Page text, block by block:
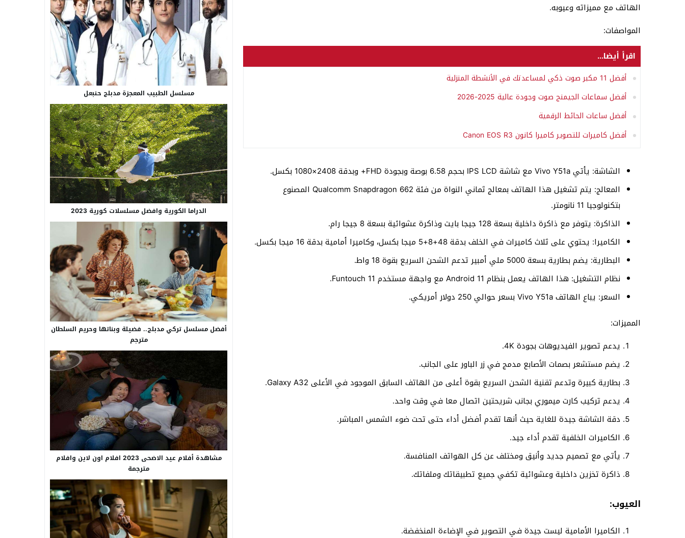
الهاتف مع مميزاته وعيوبه.
المواصفات:
اقرأ أيضا...
أفضل 11 مكبر صوت ذكي لمساعدتك في الأنشطة المنزلية
أفضل سماعات الجيمنج صوت وجودة عالية 2025-2026
أفضل ساعات الحائط الرقمية
أفضل كاميرات للتصوير كاميرا كانون Canon EOS R3
الشاشة: يأتي Vivo Y51a مع شاشة IPS LCD بحجم 6.58 بوصة وبجودة FHD+ وبدقة 2408×1080 بكسل.
المعالج: يتم تشغيل هذا الهاتف بمعالج ثماني النواة من فئة Qualcomm Snapdragon 662 المصنوع
بتكنولوجيا 11 نانومتر.
الذاكرة: يتوفر مع ذاكرة داخلية بسعة 128 جيجا بايت وذاكرة عشوائية بسعة 8 جيجا رام.
الكاميرا: يحتوي على ثلاث كاميرات في الخلف بدقة 48+8+5 ميجا بكسل، وكاميرا أمامية بدقة 16 ميجا بكسل.
البطارية: يضم بطارية بسعة 5000 ملي أمبير تدعم الشحن السريع بقوة 18 واط.
نظام التشغيل: هذا الهاتف يعمل بنظام Android 11 مع واجهة مستخدم Funtouch 11.
السعر: يباع الهاتف Vivo Y51a بسعر حوالي 250 دولار أمريكي.
المميزات:
يدعم تصوير الفيديوهات بجودة 4K.
يضم مستشعر بصمات الأصابع مدمج في زر الباور على الجانب.
بطارية كبيرة وتدعم تقنية الشحن السريع بقوة أعلى من الهاتف السابق الموجود في الأعلى Galaxy A32.
يدعم تركيب كارت ميموري بجانب شريحتين اتصال معا في وقت واحد.
دقة الشاشة جيدة للغاية حيث أنها تقدم أفضل أداء حتى تحت ضوء الشمس المباشر.
الكاميرات الخلفية تقدم أداء جيد.
يأتي مع تصميم جديد وأنيق ومختلف عن كل الهواتف المنافسة.
ذاكرة تخزين داخلية وعشوائية تكفي جميع تطبيقاتك وملفاتك.
العيوب:
الكاميرا الأمامية ليست جيدة في التصوير في الإضاءة المنخفضة.
مسلسل الطبيب المعجزة مدبلج حنبعل
الدراما الكورية وافضل مسلسلات كورية 2023
أفضل مسلسل تركي مدبلج.. فضيلة وبناتها وحريم السلطان
مترجم
مشاهدة أفلام عيد الاضحى 2023 افلام اون لاين وافلام
مترجمة